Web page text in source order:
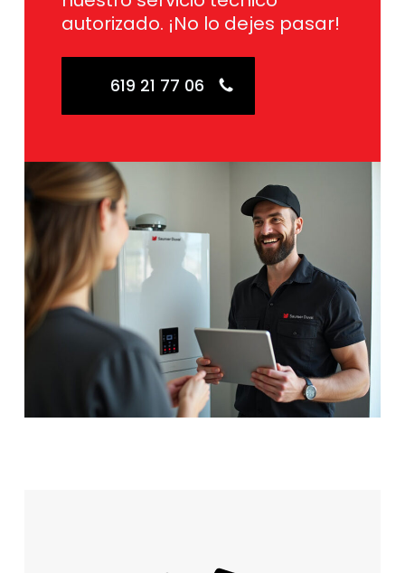
autorizado. ¡No lo dejes pasar!
619 21 77 06